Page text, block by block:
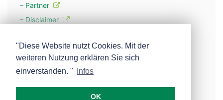
– Partner
– Disclaimer
– Werbung
– Mehr über unsere Experten
"Diese Website nutzt Cookies. Mit der
weiteren Nutzung erklären Sie sich
einverstanden. "
Infos
OK